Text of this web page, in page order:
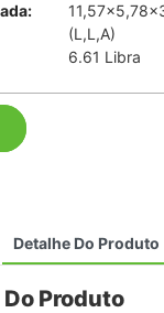
(L,L,A)
6.61 Libra
Detalhe Do Produto
Produto